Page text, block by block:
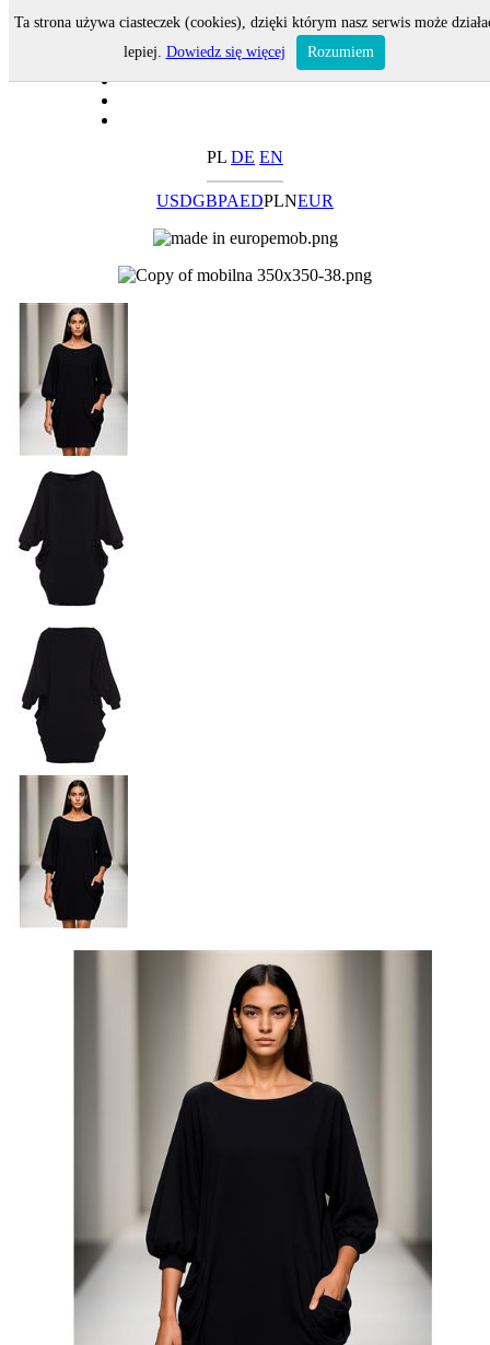
PL DE EN
USDGBPAEDPLNEUR
Ta strona używa ciasteczek (cookies), dzięki którym nasz serwis może
lepiej. Dowiedz się więcej Rozumiem